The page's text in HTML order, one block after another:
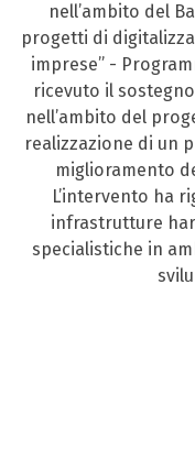
nell’ambito del
progetti di
imprese” -
ricevuto il
nell’ambito del
realizzazione di un
miglioramento
L’intervento ha
infrastrutture
specialistiche in